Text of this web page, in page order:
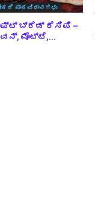
ಪಾಕವಿಧಾನಗಳು
ಬ್ರೆಡ್ ರೆಸಿಪಿ –
ಮೊಟ್ಟೆ,...